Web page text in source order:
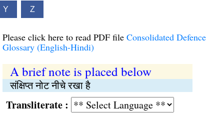
Y Z
Please click here to read PDF file Consolidated Defence
Glossary (English-Hindi)
A brief note is placed below
संक्षिप्‍त नोट नीचे रखा है
: